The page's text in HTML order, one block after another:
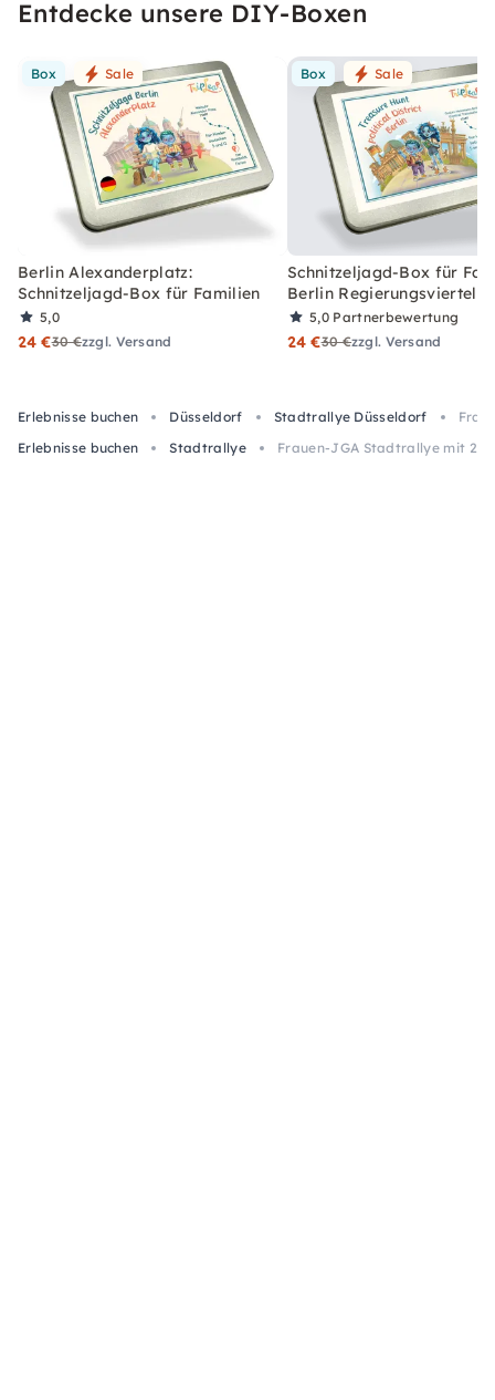
Entdecke unsere DIY-Boxen
Box Sale
Berlin Alexanderplatz:
Schnitzeljagd-Box für Familien
5,0
24 €30 €zzgl. Versand
Box Sale
Schnitzeljagd-Box für
Berlin Regierungsviertel
5,0 Partnerbewertung
24 €30 €zzgl. Versand
Erlebnisse buchen Düsseldorf Stadtrallye Düsseldorf
Erlebnisse buchen
Stadtrallye Frauen-JGA Stadtrallye mit 20